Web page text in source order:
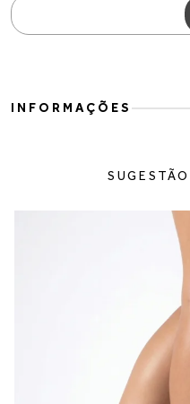
INFORMAÇÕES
bota é a escolha ideal para
mais frios. Seu design
Confeccionada em couro
silhueta, salto bloco que
caminhar, além de fechamento
e prático. O cano com efeito
moderno e despojado,
Salto bloco confortável